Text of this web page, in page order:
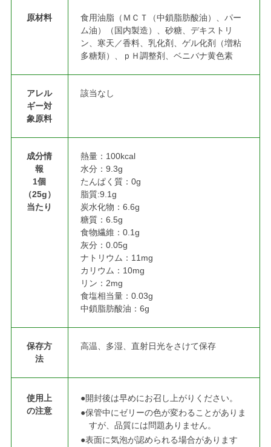
原材料
食用油脂（ＭＣＴ（中鎖脂肪酸油）、パー
ム油）（国内製造）、砂糖、デキストリ
ン、寒天／香料、乳化剤、ゲル化剤（増粘
多糖類）、ｐＨ調整剤、ベニバナ黄色素
アレル
ギー対
象原料
該当なし
成分情
報
1個
（25g）
当たり
熱量：100kcal
水分：9.3g
たんぱく質：0g
脂質:9.1g
炭水化物：6.6g
糖質：6.5g
食物繊維：0.1g
灰分：0.05g
ナトリウム：11mg
カリウム：10mg
リン：2mg
食塩相当量：0.03g
中鎖脂肪酸油：6g
保存方
法
高温、多湿、直射日光をさけて保存
使用上
の注意
●開封後は早めにお召し上がりください。
●保管中にゼリーの色が変わることがありま
すが、品質には問題ありません。
●表面に気泡が認められる場合があります